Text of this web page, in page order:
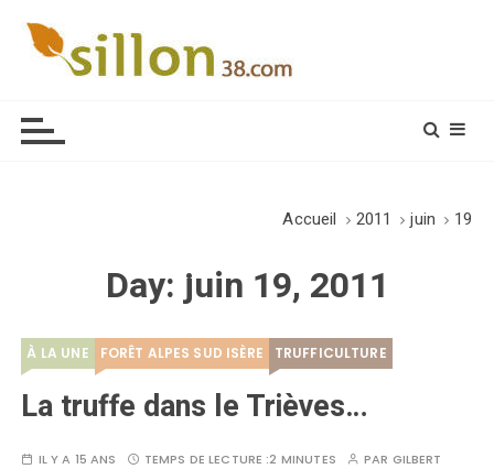
Accueil 2011 juin 19
Day:juin 19, 2011
À LA UNE FORÊT ALPES SUD ISÈRE TRUFFICULTURE
La truffe dans le Trièves…
IL Y A 15 ANS TEMPS DE LECTURE :2 MINUTES PAR GILBERT